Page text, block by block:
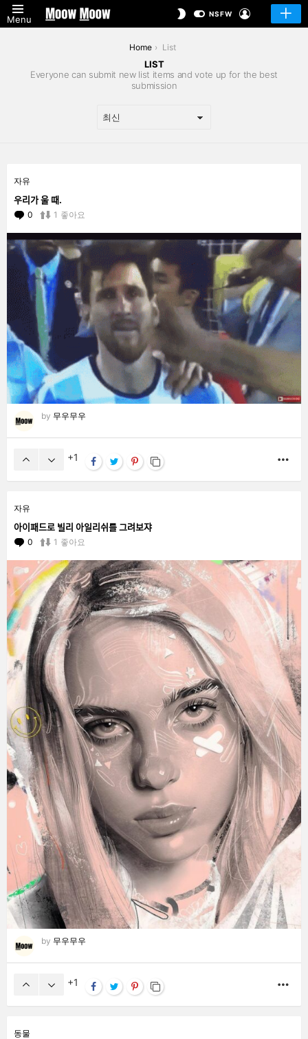
Menu
SWITCHNSFW
Home List
LIST
Everyone can submit new list items and vote up for the best
submission
STORIES
자유
우리가 울 때.
0 Comments
1 좋아요
by 무우무우
1
자유
아이패드로 빌리 아일리쉬를 그려보쟈
0 Comments
1 좋아요
by 무우무우
1
동물